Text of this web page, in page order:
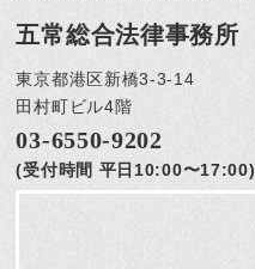
五常総合法律事務所
東京都港区新橋3-3-14
田村町ビル4階
03-6550-9202
(受付時間 平日10:00〜17:00)